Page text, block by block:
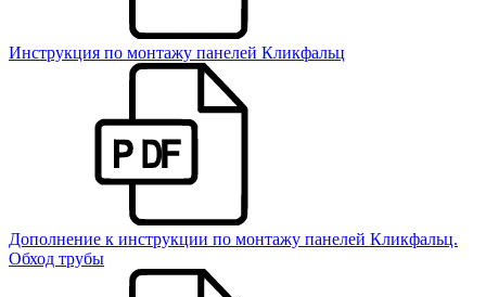
Инструкция по монтажу панелей Кликфальц
Дополнение к инструкции по монтажу панелей Кликфальц.
Обход трубы